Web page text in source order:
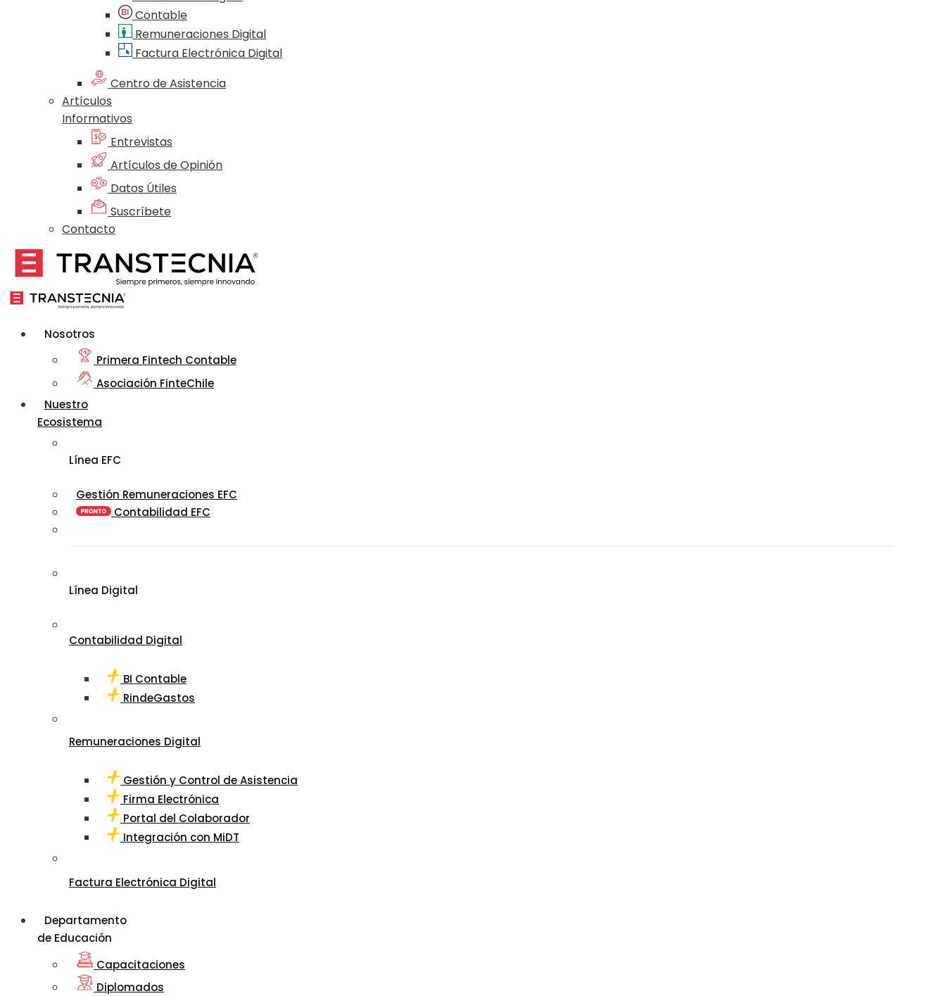
Contable
Remuneraciones Digital
Factura Electrónica Digital
Centro de Asistencia
Artículos
Informativos
Entrevistas
Artículos de Opinión
Datos Útiles
Suscríbete
Contacto
Nosotros
Primera Fintech Contable
Asociación FinteChile
Nuestro
Ecosistema
Línea EFC
Gestión Remuneraciones EFC
Contabilidad EFC
Línea Digital
Contabilidad Digital
BI Contable
RindeGastos
Remuneraciones Digital
Gestión y Control de Asistencia
Firma Electrónica
Portal del Colaborador
Integración con MiDT
Factura Electrónica Digital
Departamento
de Educación
Capacitaciones
Diplomados